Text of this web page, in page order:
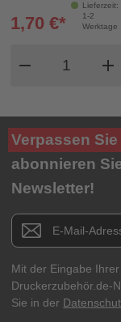
Lieferzeit:
1-2
Werktage
1,70 €*
remove add
Verpassen
abonnieren
Newsletter!
Newsletter E-Mail
Mit der Eingabe
Druckerzubehör.de-
Sie in der